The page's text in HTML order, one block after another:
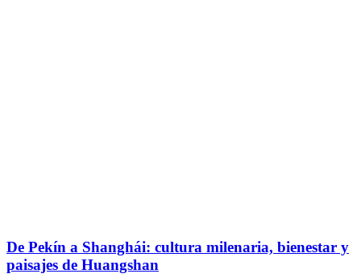
De Pekín a Shanghái: cultura milenaria, bienestar y
paisajes de Huangshan